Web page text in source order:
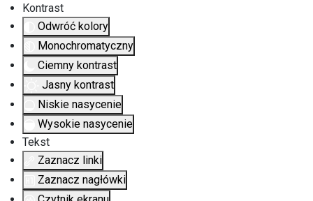
Kontrast
Odwróć kolory
Monochromatyczny
Ciemny kontrast
Jasny kontrast
Niskie nasycenie
Wysokie nasycenie
Tekst
Zaznacz linki
Zaznacz nagłówki